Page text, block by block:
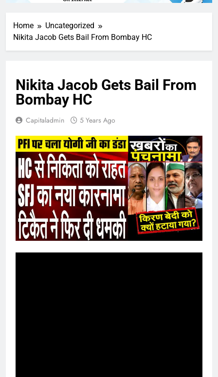
Home
Uncategorized
Nikita Jacob Gets Bail From Bombay HC
Nikita Jacob Gets Bail From
Bombay HC
Capitaladmin 5 Years Ago